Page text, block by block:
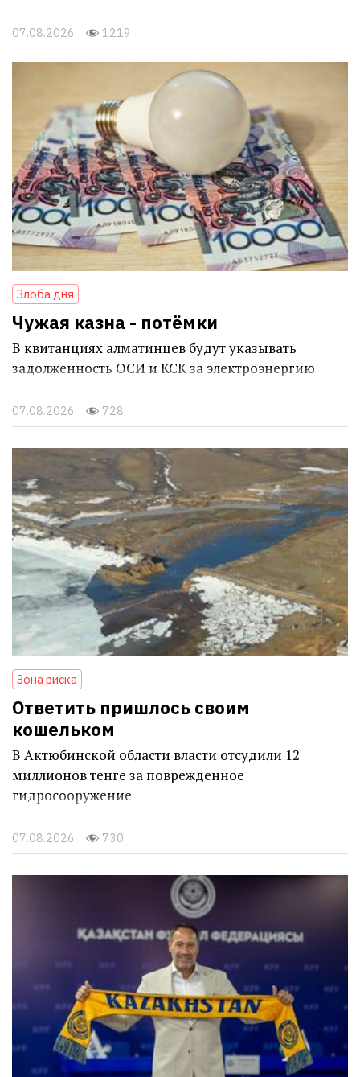
07.08.2026 1219
Злоба дня
Чужая казна - потёмки
В квитанциях алматинцев будут указывать
задолженность ОСИ и КСК за электроэнергию
07.08.2026 728
Зона риска
Ответить пришлось своим
кошельком
В Актюбинской области власти отсудили 12
миллионов тенге за поврежденное
гидросооружение
07.08.2026 730